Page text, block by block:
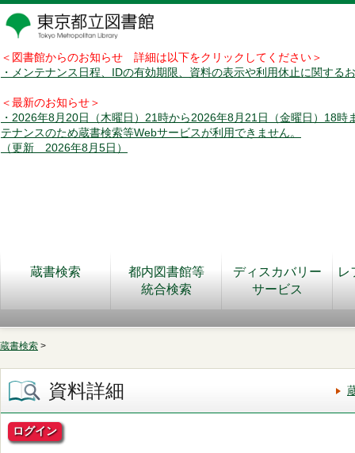
＜図書館からのお知らせ 詳細は以下をクリックしてください＞
・メンテナンス日程、IDの有効期限、資料の表示や利用休止に関する
＜最新のお知らせ＞
・2026年8月20日（木曜日）21時から2026年8月21日（金曜日）18時
テナンスのため蔵書検索等Webサービスが利用できません。
（更新 2026年8月5日）
蔵書検索
都内図書館等
統合検索
ディスカバリー
サービス
レ
蔵書検索 >
資料詳細
ログイン